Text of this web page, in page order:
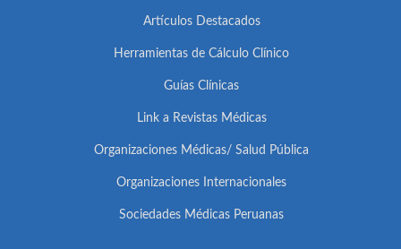
Artículos Destacados
Herramientas de Cálculo Clínico
Guías Clínicas
Link a Revistas Médicas
Organizaciones Médicas/ Salud Pública
Organizaciones Internacionales
Sociedades Médicas Peruanas